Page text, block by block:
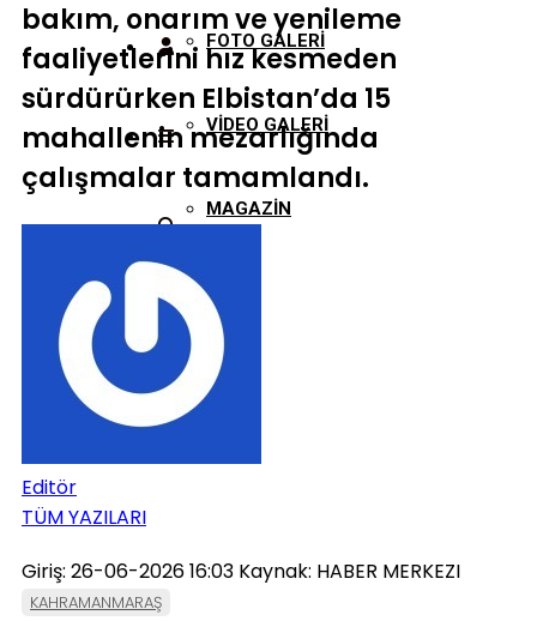
FOTO GALERİ
VİDEO GALERİ
MAGAZİN
bakım, onarım ve yenileme
faaliyetlerini hız kesmeden
sürdürürken Elbistan’da 15
mahallenin mezarlığında
çalışmalar tamamlandı.
Editör
TÜM YAZILARI
Giriş: 26-06-2026 16:03 Kaynak: HABER MERKEZI
KAHRAMANMARAŞ